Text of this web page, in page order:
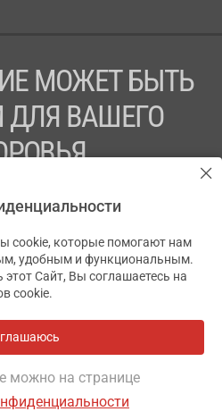
МОЖЕТ БЫТЬ
ВАШЕГО
ПРЕПАРАТА
С ВРАЧОМ
Код ЄДРПОУ 43631965.
cookie, которые помогают нам
удобным и функциональным.
Сайт, Вы соглашаетесь на
cookie.
можно на странице
✕